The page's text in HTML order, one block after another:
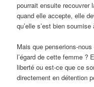
pourrait ensuite recouvrer
quand elle accepte, elle
qu’elle s’est bien
Mais que penserions-
l’égard de cette femme ?
liberté ou est-ce que ce
directement en détention